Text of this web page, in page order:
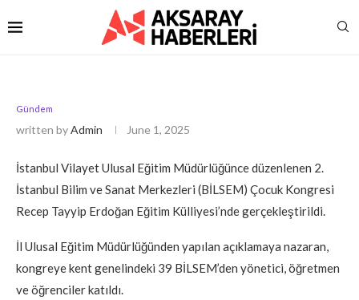
Gündem
written byAdmin June 1, 2025
İstanbul Vilayet Ulusal Eğitim Müdürlüğünce düzenlenen 2.
İstanbul Bilim ve Sanat Merkezleri (BİLSEM) Çocuk Kongresi
Recep Tayyip Erdoğan Eğitim Külliyesi’nde gerçekleştirildi.
İl Ulusal Eğitim Müdürlüğünden yapılan açıklamaya nazaran,
kongreye kent genelindeki 39 BİLSEM’den yönetici, öğretmen
ve öğrenciler katıldı.